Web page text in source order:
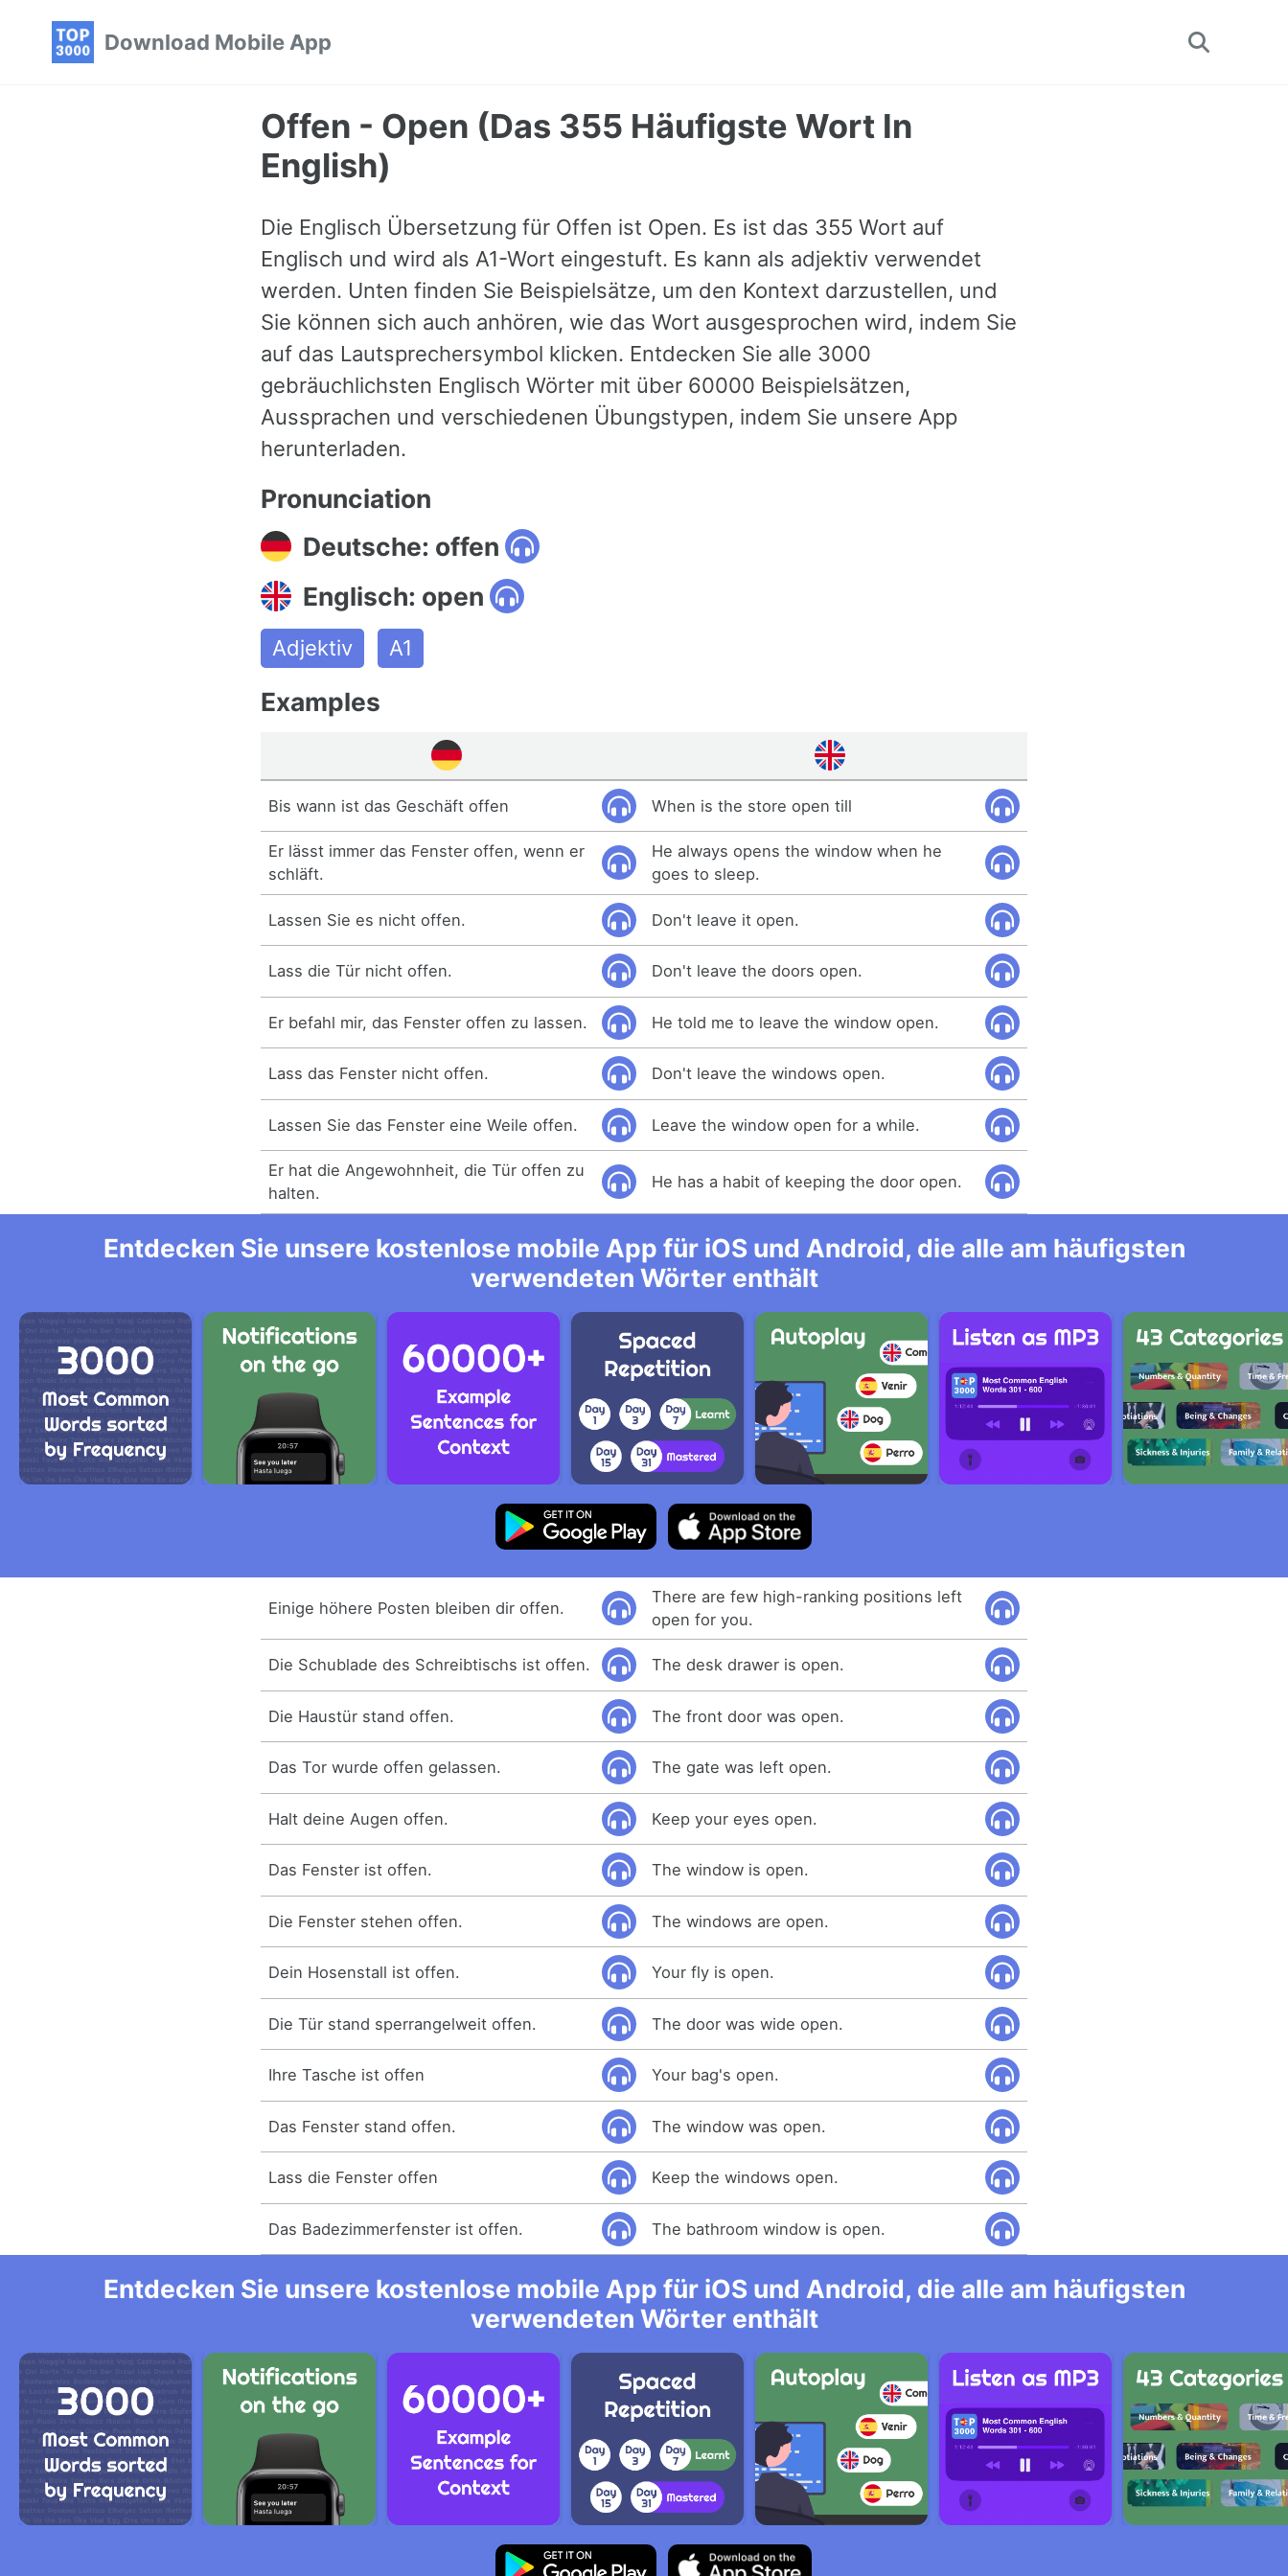
Download Mobile App
Toggle
Offen - Open (Das 355 Häufigste Wort In
English)
Die Englisch Übersetzung für Offen ist Open. Es ist das 355 Wort auf
Englisch und wird als A1-Wort eingestuft. Es kann als adjektiv verwendet
werden. Unten finden Sie Beispielsätze, um den Kontext darzustellen, und
Sie können sich auch anhören, wie das Wort ausgesprochen wird, indem Sie
auf das Lautsprechersymbol klicken. Entdecken Sie alle 3000
gebräuchlichsten Englisch Wörter mit über 60000 Beispielsätzen,
Aussprachen und verschiedenen Übungstypen, indem Sie unsere App
herunterladen.
Pronunciation
Deutsche: offen
Englisch: open
Adjektiv A1
Examples
Bis wann ist das Geschäft offen When is the store open till
Er lässt immer das Fenster offen, wenn er
schläft.
He always opens the window when he
goes to sleep.
Lassen Sie es nicht offen. Don't leave it open.
Lass die Tür nicht offen. Don't leave the doors open.
Er befahl mir, das Fenster offen zu lassen. He told me to leave the window open.
Lass das Fenster nicht offen. Don't leave the windows open.
Lassen Sie das Fenster eine Weile offen. Leave the window open for a while.
Er hat die Angewohnheit, die Tür offen zu
halten.
He has a habit of keeping the door open.
Entdecken Sie unsere kostenlose mobile App für iOS und Android, die alle am häufigsten
verwendeten Wörter enthält
Einige höhere Posten bleiben dir offen.
There are few high-ranking positions left
open for you.
Die Schublade des Schreibtischs ist offen. The desk drawer is open.
Die Haustür stand offen. The front door was open.
Das Tor wurde offen gelassen. The gate was left open.
Halt deine Augen offen. Keep your eyes open.
Das Fenster ist offen. The window is open.
Die Fenster stehen offen. The windows are open.
Dein Hosenstall ist offen. Your fly is open.
Die Tür stand sperrangelweit offen. The door was wide open.
Ihre Tasche ist offen Your bag's open.
Das Fenster stand offen. The window was open.
Lass die Fenster offen Keep the windows open.
Das Badezimmerfenster ist offen. The bathroom window is open.
Entdecken Sie unsere kostenlose mobile App für iOS und Android, die alle am häufigsten
verwendeten Wörter enthält